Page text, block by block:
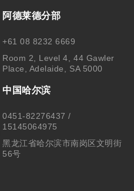
阿德莱德分部
+61 08 8232 6669
Room 2, Level 4, 44 Gawler
Place, Adelaide, SA 5000
中国哈尔滨
0451-82276437 /
15145064975
黑龙江省哈尔滨市南岗区文明街
56号